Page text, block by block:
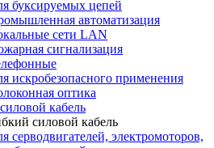
буксируемых цепей
автоматизация
сети LAN
сигнализация
искробезопасного применения
оптика
кабель
силовой кабель
серводвигателей, электромоторов,